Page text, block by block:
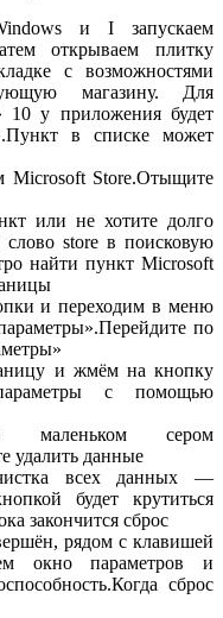
и I запускаем
открываем плитку
с возможностями
магазину. Для
10 у приложения будет
в списке может
Microsoft Store.Отыщите
или не хотите долго
слово store в поисковую
найти пункт Microsoft
и переходим в меню
по
и жмём на кнопку
с помощью
маленьком сером
удалить данные
всех данных —
будет крутиться
закончится сброс
рядом с клавишей
окно параметров и
сброс